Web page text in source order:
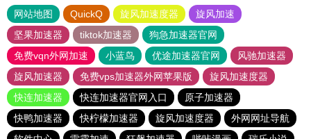
网站地图 QuickQ 旋风加速度器
旋风加速
坚果加速器
tiktok加速器
狗急加速器官网
免费vqn外网加速
小蓝鸟 优途加速器官网
风驰加速器
旋风加速器
免费vps加速器外网苹果版
旋风加速度器
快连加速器
快连加速器官网入口
原子加速器
快鸭加速器
快柠檬加速器 旋风加速度器
外网网址导航